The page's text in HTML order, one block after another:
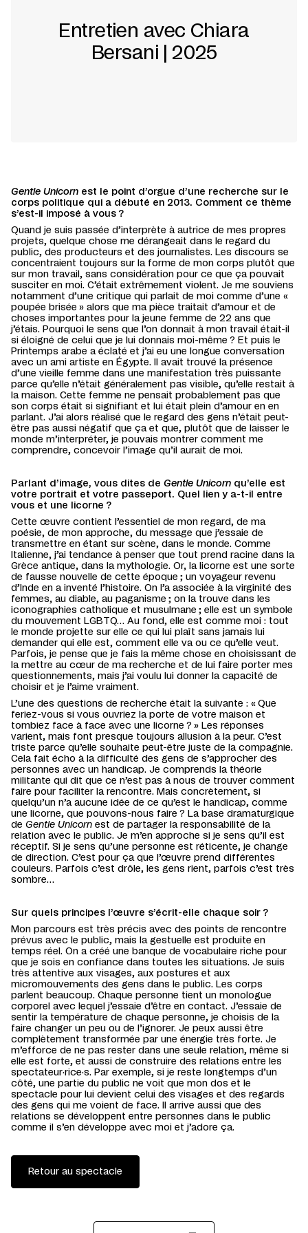
Entretien avec Chiara
Bersani | 2025
Gentle Unicorn est le point d’orgue d’une recherche sur le
corps politique qui a débuté en 2013. Comment ce thème
s’est-il imposé à vous ?
Quand je suis passée d’interprète à autrice de mes propres
projets, quelque chose me dérangeait dans le regard du
public, des producteurs et des journalistes. Les discours se
concentraient toujours sur la forme de mon corps plutôt que
sur mon travail, sans considération pour ce que ça pouvait
susciter en moi. C’était extrêmement violent. Je me souviens
notamment d’une critique qui parlait de moi comme d’une «
poupée brisée » alors que ma pièce traitait d’amour et de
choses importantes pour la jeune femme de 22 ans que
j’étais. Pourquoi le sens que l’on donnait à mon travail était-il
si éloigné de celui que je lui donnais moi-même ? Et puis le
Printemps arabe a éclaté et j’ai eu une longue conversation
avec un ami artiste en Égypte. Il avait trouvé la présence
d’une vieille femme dans une manifestation très puissante
parce qu’elle n’était généralement pas visible, qu’elle restait à
la maison. Cette femme ne pensait probablement pas que
son corps était si signifiant et lui était plein d’amour en en
parlant. J’ai alors réalisé que le regard des gens n’était peut-
être pas aussi négatif que ça et que, plutôt que de laisser le
monde m’interpréter, je pouvais montrer comment me
comprendre, concevoir l’image qu’il aurait de moi.
Parlant d’image, vous dites de Gentle Unicorn qu’elle est
votre portrait et votre passeport. Quel lien y a-t-il entre
vous et une licorne ?
Cette œuvre contient l’essentiel de mon regard, de ma
poésie, de mon approche, du message que j’essaie de
transmettre en étant sur scène, dans le monde. Comme
Italienne, j’ai tendance à penser que tout prend racine dans la
Grèce antique, dans la mythologie. Or, la licorne est une sorte
de fausse nouvelle de cette époque ; un voyageur revenu
d’Inde en a inventé l’histoire. On l’a associée à la virginité des
femmes, au diable, au paganisme ; on la trouve dans les
iconographies catholique et musulmane ; elle est un symbole
du mouvement LGBTQ… Au fond, elle est comme moi : tout
le monde projette sur elle ce qui lui plaît sans jamais lui
demander qui elle est, comment elle va ou ce qu’elle veut.
Parfois, je pense que je fais la même chose en choisissant de
la mettre au cœur de ma recherche et de lui faire porter mes
questionnements, mais j’ai voulu lui donner la capacité de
choisir et je l’aime vraiment.
L’une des questions de recherche était la suivante : « Que
feriez-vous si vous ouvriez la porte de votre maison et
tombiez face à face avec une licorne ? » Les réponses
varient, mais font presque toujours allusion à la peur. C’est
triste parce qu’elle souhaite peut-être juste de la compagnie.
Cela fait écho à la difficulté des gens de s’approcher des
personnes avec un handicap. Je comprends la théorie
militante qui dit que ce n’est pas à nous de trouver comment
faire pour faciliter la rencontre. Mais concrètement, si
quelqu’un n’a aucune idée de ce qu’est le handicap, comme
une licorne, que pouvons-nous faire ? La base dramaturgique
de Gentle Unicorn est de partager la responsabilité de la
relation avec le public. Je m’en approche si je sens qu’il est
réceptif. Si je sens qu’une personne est réticente, je change
de direction. C’est pour ça que l’œuvre prend différentes
couleurs. Parfois c’est drôle, les gens rient, parfois c’est très
sombre…
Sur quels principes l’œuvre s’écrit-elle chaque soir ?
Mon parcours est très précis avec des points de rencontre
prévus avec le public, mais la gestuelle est produite en
temps réel. On a créé une banque de vocabulaire riche pour
que je sois en confiance dans toutes les situations. Je suis
très attentive aux visages, aux postures et aux
micromouvements des gens dans le public. Les corps
parlent beaucoup. Chaque personne tient un monologue
corporel avec lequel j’essaie d’être en contact. J’essaie de
sentir la température de chaque personne, je choisis de la
faire changer un peu ou de l’ignorer. Je peux aussi être
complètement transformée par une énergie très forte. Je
m’efforce de ne pas rester dans une seule relation, même si
elle est forte, et aussi de construire des relations entre les
spectateur·rice·s. Par exemple, si je reste longtemps d’un
côté, une partie du public ne voit que mon dos et le
spectacle pour lui devient celui des visages et des regards
des gens qui me voient de face. Il arrive aussi que des
relations se développent entre personnes dans le public
comme il s’en développe avec moi et j’adore ça.
Retour au spectacle